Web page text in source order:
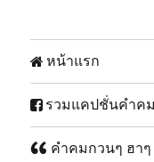
หน้าแรก
รวมแคปชั่นคำค
คำคมกวนๆ ฮา